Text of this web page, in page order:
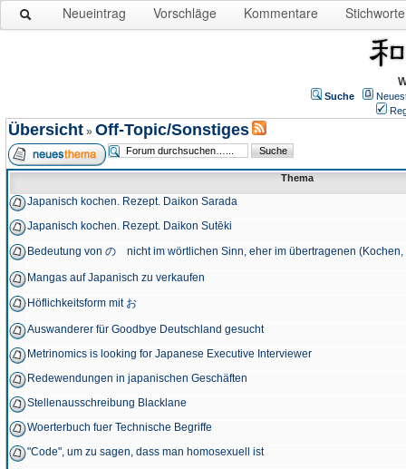
Neueintrag Vorschläge Kommentare Stichworte
Suche
Übersicht » Off-Topic/Sonstiges
Thema
Japanisch kochen. Rezept. Daikon Sarada
Japanisch kochen. Rezept. Daikon Sutēki
Bedeutung von の nicht im wörtlichen Sinn, eher im übertragenen
Mangas auf Japanisch zu verkaufen
Höflichkeitsform mit お
Auswanderer für Goodbye Deutschland gesucht
Metrinomics is looking for Japanese Executive Interviewer
Redewendungen in japanischen Geschäften
Stellenausschreibung Blacklane
Woerterbuch fuer Technische Begriffe
"Code", um zu sagen, dass man homosexuell ist